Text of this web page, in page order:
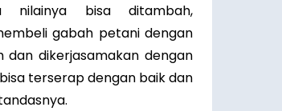
nilainya bisa ditambah,
gabah petani dengan
dan dikerjasamakan dengan
terserap dengan baik dan